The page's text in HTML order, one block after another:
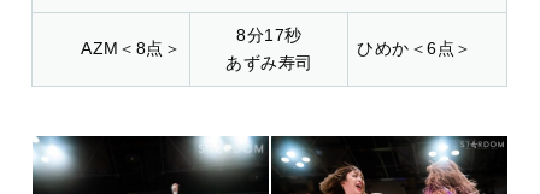
AZM＜8点＞
8分17秒
あずみ寿司
ひめか＜6点＞